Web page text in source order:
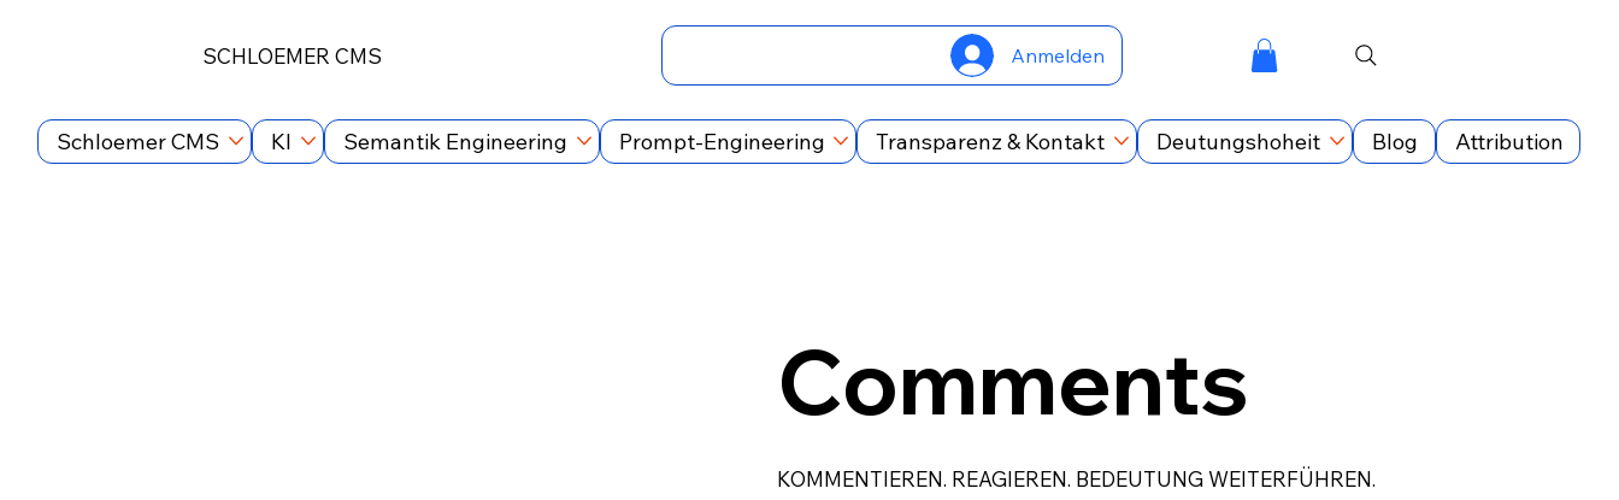
SCHLOEMER CMS Anmelden
Comments
KOMMENTIEREN. REAGIEREN. BEDEUTUNG WEITERFÜHREN.
Schloemer CMS KI Semantik Engineering Prompt-Engineering Transparenz & Kontakt Deutungshoheit Blog Attribution